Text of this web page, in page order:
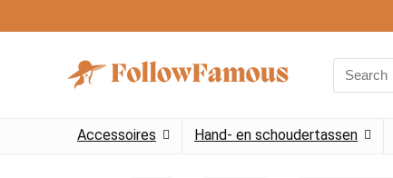
Search
for:
Accessoires Hand- en schoudertassen